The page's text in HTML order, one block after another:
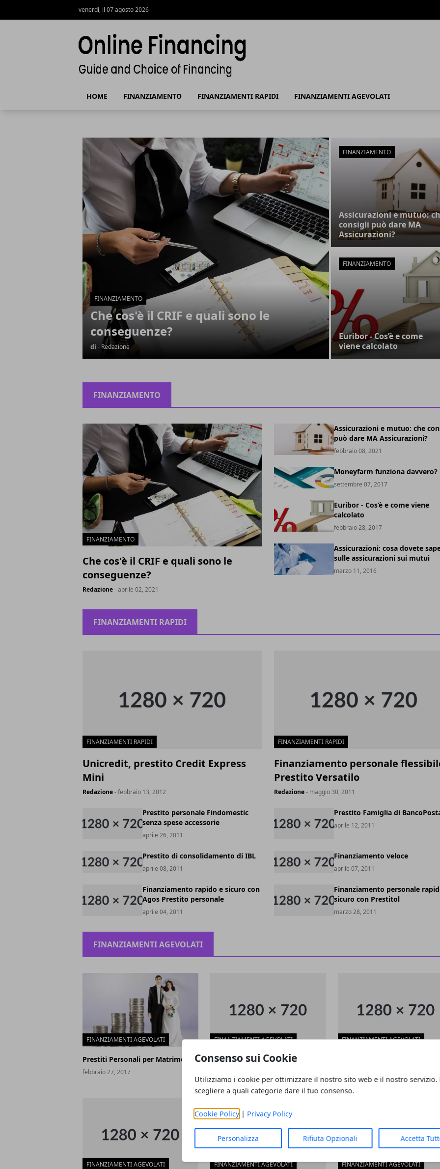
Consenso sui Cookie
Utilizziamo i cookie per ottimizzare il nostro sito web e il nostro servizio.
scegliere a quali categorie dare il tuo consenso.
Cookie Policy| Privacy Policy
Personalizza Rifiuta Opzionali Accetta
venerdì, il 07 agosto 2026
HOME FINANZIAMENTO FINANZIAMENTI RAPIDI FINANZIAMENTI AGEVOLATI
Articoli in Evidenza
FINANZIAMENTO
Che cos'è il CRIF e quali sono le
conseguenze?
di - Redazione
FINANZIAMENTO
Assicurazioni e mutuo:
consigli può dare MA
Assicurazioni?
FINANZIAMENTO
Euribor - Cos’è e come
viene calcolato
FINANZIAMENTO
FINANZIAMENTO
Che cos'è il CRIF e quali sono le
conseguenze?
Redazione- aprile 02, 2021
Assicurazioni e mutuo: che
può dare MA Assicurazioni?
febbraio 08, 2021
Moneyfarm funziona davvero?
settembre 07, 2017
Euribor - Cos’è e come viene
calcolato
febbraio 28, 2017
Assicurazioni: cosa dovete
sulle assicurazioni sui mutui
marzo 11, 2016
FINANZIAMENTI RAPIDI
FINANZIAMENTI RAPIDI
Unicredit, prestito Credit Express
Mini
Redazione- febbraio 13, 2012
FINANZIAMENTI RAPIDI
Finanziamento personale
Prestito Versatilo
Redazione- maggio 30, 2011
Prestito personale Findomestic
senza spese accessorie
aprile 26, 2011
Prestito Famiglia di
aprile 12, 2011
Prestito di consolidamento di IBL
aprile 08, 2011
Finanziamento veloce
aprile 07, 2011
Finanziamento rapido e sicuro con
Agos Prestito personale
aprile 04, 2011
Finanziamento personale
sicuro con Prestitol
marzo 28, 2011
FINANZIAMENTI AGEVOLATI
FINANZIAMENTI AGEVOLATI
Prestiti Personali per Matrimonio
febbraio 27, 2017
FINANZIAMENTI AGEVOLATI
Scegliere i giusti finanziamenti a
febbraio 11, 2016
FINANZIAMENTI AGEVOLATI
settembre 05, 2015
FINANZIAMENTI AGEVOLATI FINANZIAMENTI AGEVOLATI FINANZIAMENTI AGEVOLATI